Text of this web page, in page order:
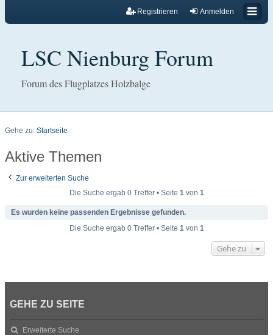
Anmelden
Registrieren
LSC Nienburg Forum
Forum des Flugplatzes Holzbalge
Gehe zu: Startseite
Aktive Themen
Zur erweiterten Suche
Die Suche ergab 0 Treffer • Seite 1von 1
Es wurden keine passenden Ergebnisse gefunden.
Die Suche ergab 0 Treffer • Seite 1von 1
Gehe zu
GEHE ZU SEITE
Erweiterte Suche